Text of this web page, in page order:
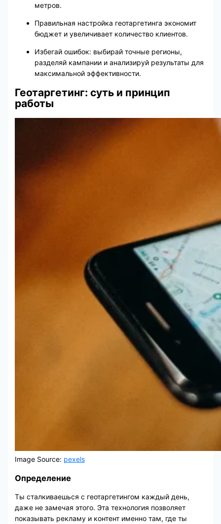
метров.
Правильная настройка геотаргетинга экономит
бюджет и увеличивает количество клиентов.
Избегай ошибок: выбирай точные регионы,
разделяй кампании и анализируй результаты для
максимальной эффективности.
Геотаргетинг: суть и принцип
работы
Image Source: pexels
Определение
Ты сталкиваешься с геотаргетингом каждый день,
даже не замечая этого. Эта технология позволяет
показывать рекламу и контент именно там, где ты